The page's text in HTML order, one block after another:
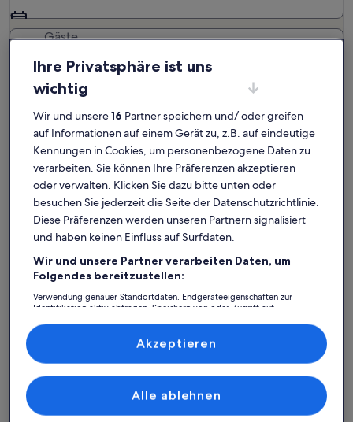
Gäste
Yoshino-gun Häuser in Shimokitayama-mura
Shimokitayama-mura: Entdecke
Ferienhäuser
Weitere Infos zu Anglers Base Glamping Lodge 201
Ihre Privatsphäre ist uns
wichtig
Wir und unsere16 Partner speichern und/ oder greifen
auf Informationen auf einem Gerät zu, z.B. auf eindeutige
Kennungen in Cookies, um personenbezogene Daten zu
verarbeiten. Sie können Ihre Präferenzen akzeptieren
oder verwalten. Klicken Sie dazu bitte unten oder
besuchen Sie jederzeit die Seite der Datenschutzrichtlinie.
Diese Präferenzen werden unseren Partnern signalisiert
und haben keinen Einfluss auf Surfdaten.
Wir und unsere Partner verarbeiten Daten, um
Folgendes bereitzustellen:
Verwendung genauer Standortdaten. Endgeräteeigenschaften zur
Identifikation aktiv abfragen. Speichern von oder Zugriff auf
Inhalte, Messung von Werbeleistung und der Performance von Inhalten,
Zielgruppenforschung sowie Entwicklung und Verbesserung von
Liste der Partner (Lieferanten)
Alle ablehnen
Akzeptieren